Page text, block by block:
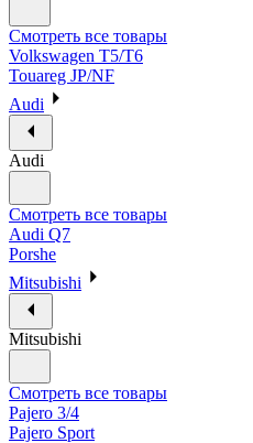
Смотреть все товары
Volkswagen T5/T6
Touareg JP/NF
Audi
Audi
Смотреть все товары
Audi Q7
Porshe
Mitsubishi
Mitsubishi
Смотреть все товары
Pajero 3/4
Pajero Sport